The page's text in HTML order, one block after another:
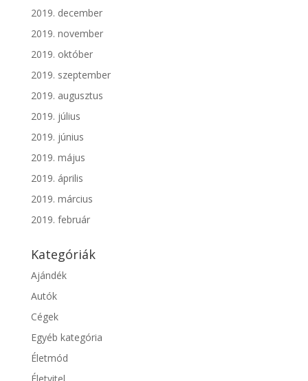
2019. december
2019. november
2019. október
2019. szeptember
2019. augusztus
2019. július
2019. június
2019. május
2019. április
2019. március
2019. február
Kategóriák
Ajándék
Autók
Cégek
Egyéb kategória
Életmód